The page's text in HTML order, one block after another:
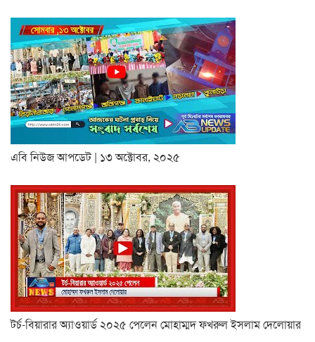
এবি নিউজ আপডেট | ১৩ অক্টোবর, ২০২৫
টর্চ-বিয়ারার অ্যাওয়ার্ড ২০২৫ পেলেন মোহাম্মদ ফখরুল ইসলাম দেলোয়ার